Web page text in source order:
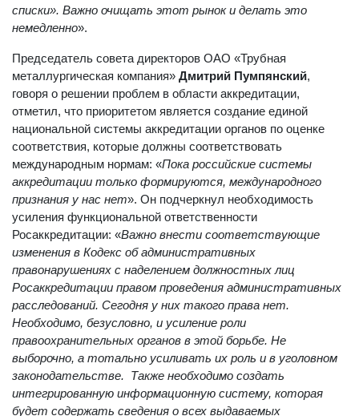
аккредитацией, их необходимо включать в «черные
списки». Важно очищать этот рынок и делать это
Председатель совета директоров ОАО «Трубная
металлургическая компания»Дмитрий Пумпянский
говоря о решении проблем в области аккредитации,
отметил, что приоритетом является создание единой
национальной системы аккредитации органов по оценке
соответствия, которые должны соответствовать
международным нормам: «Пока российские системы
аккредитации только формируются, международного
признания у нас нет». Он подчеркнул необходимость
усиления функциональной ответственности
Росаккредитации: «Важно внести соответствующие
изменения в Кодекс об административных
правонарушениях с наделением должностных лиц
Росаккредитации правом проведения административных
расследований. Сегодня у них такого права нет.
Необходимо, безусловно, и усиление роли
правоохранительных органов в этой борьбе. Не
выборочно, а тотально усиливать их роль и в уголовном
законодательстве. Также необходимо создать
интегрированную информационную систему, которая